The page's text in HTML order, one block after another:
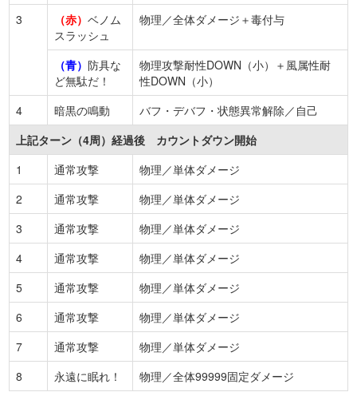
3
（赤） ベノム
スラッシュ
物理／全体ダメージ＋毒付与
（青） 防具な
ど無駄だ！
物理攻撃耐性DOWN（小）＋風属性耐
性DOWN（小）
4
暗黒の鳴動
バフ・デバフ・状態異常解除／自己
上記ターン（4周）経過後 カウントダウン開始
1
通常攻撃
物理／単体ダメージ
2
通常攻撃
物理／単体ダメージ
3
通常攻撃
物理／単体ダメージ
4
通常攻撃
物理／単体ダメージ
5
通常攻撃
物理／単体ダメージ
6
通常攻撃
物理／単体ダメージ
7
通常攻撃
物理／単体ダメージ
8
永遠に眠れ！ 物理／全体99999固定ダメージ